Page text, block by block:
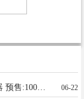
吸尘器洗地机空调清洗机:各种清洗机器 预售:100元 电话13363728060 06-22